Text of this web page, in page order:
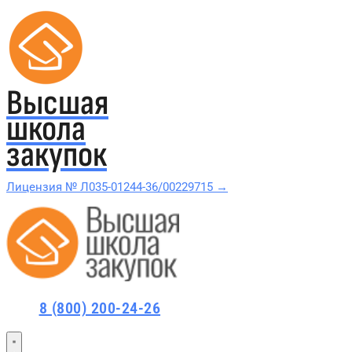
Высшая
школа
закупок
Лицензия № Л035-01244-36/00229715 →
Проверить в реестре Рособрнадзора →
Курсы по 44-ФЗ
8 (800) 200-24-26